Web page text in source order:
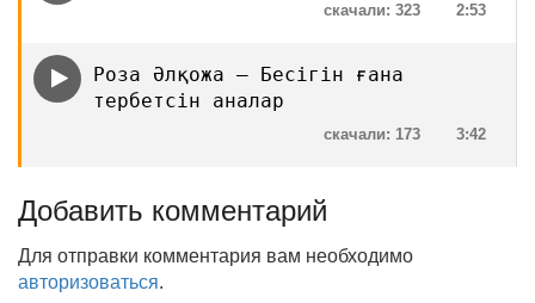
2:53
скачали: 323
Роза Әлқожа — Бесігін ғана
тербетсін аналар
3:42
скачали: 173
Добавить комментарий
Для отправки комментария вам необходимо
авторизоваться.